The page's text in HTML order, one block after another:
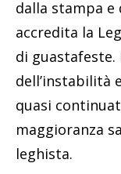
dalla stampa e
accredita la
di guastafeste.
dell’instabilità
quasi
maggioranza
leghista.